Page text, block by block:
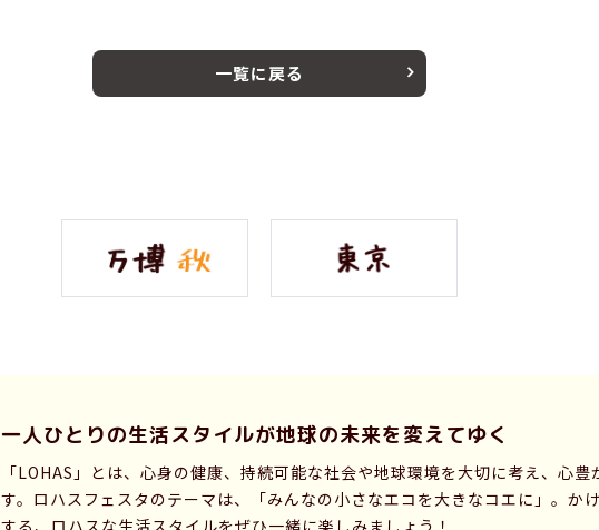
一覧に戻る
一人ひとりの生活スタイルが地球の未来を変えてゆく
「LOHAS」とは、心身の健康、持続可能な社会や地球環境を大切に考え、心
す。ロハスフェスタのテーマは、「みんなの小さなエコを大きなコエに」。か